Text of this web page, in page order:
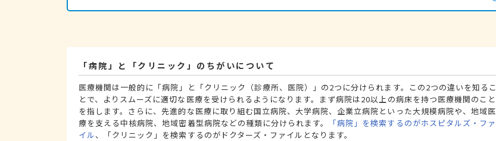
「病院」と「クリニック」のちがいについて
医療機関は一般的に「病院」と「クリニック（診療所、医院）」の2つに分けられます。この2つの違いを知るこ
とで、よりスムーズに適切な医療を受けられるようになります。まず病院は20以上の病床を持つ医療機関のこと
を指します。さらに、先進的な医療に取り組む国立病院、大学病院、企業立病院といった大規模病院や、地域医
療を支える中核病院、地域密着型病院などの種類に分けられます。
「病院」を検索するのがホスピタルズ・ファ
イル、「クリニック」を検索するのがドクターズ・ファイルとなります。